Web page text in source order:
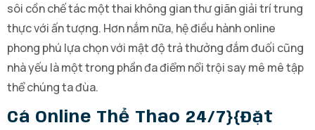
sôi cồn chế tác một thai không gian thư giãn giải trí trung
thực với ấn tượng. Hơn nắm nữa, hệ điều hành online
phong phú lựa chọn với mật độ trả thưởng đắm đuối cũng
nhà yếu là một trong phần đa điểm nổi trội say mê mê tập
thể chúng ta đùa.
Cá Online Thể Thao 24/7}{đặt